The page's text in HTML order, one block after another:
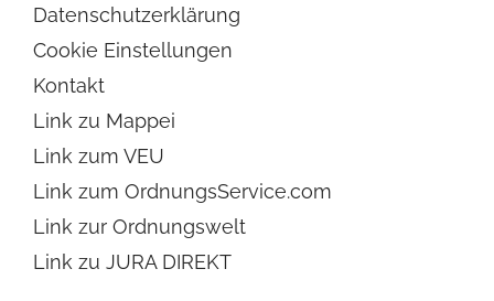
Datenschutzerklärung
Cookie Einstellungen
Kontakt
Link zu Mappei
Link zum VEU
Link zum OrdnungsService.com
Link zur Ordnungswelt
Link zu JURA DIREKT